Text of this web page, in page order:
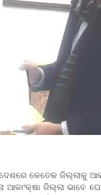
କେତେକ ଜିଲ୍ଲାକୁ
ଜିଲ୍ଲା ଭାବେ